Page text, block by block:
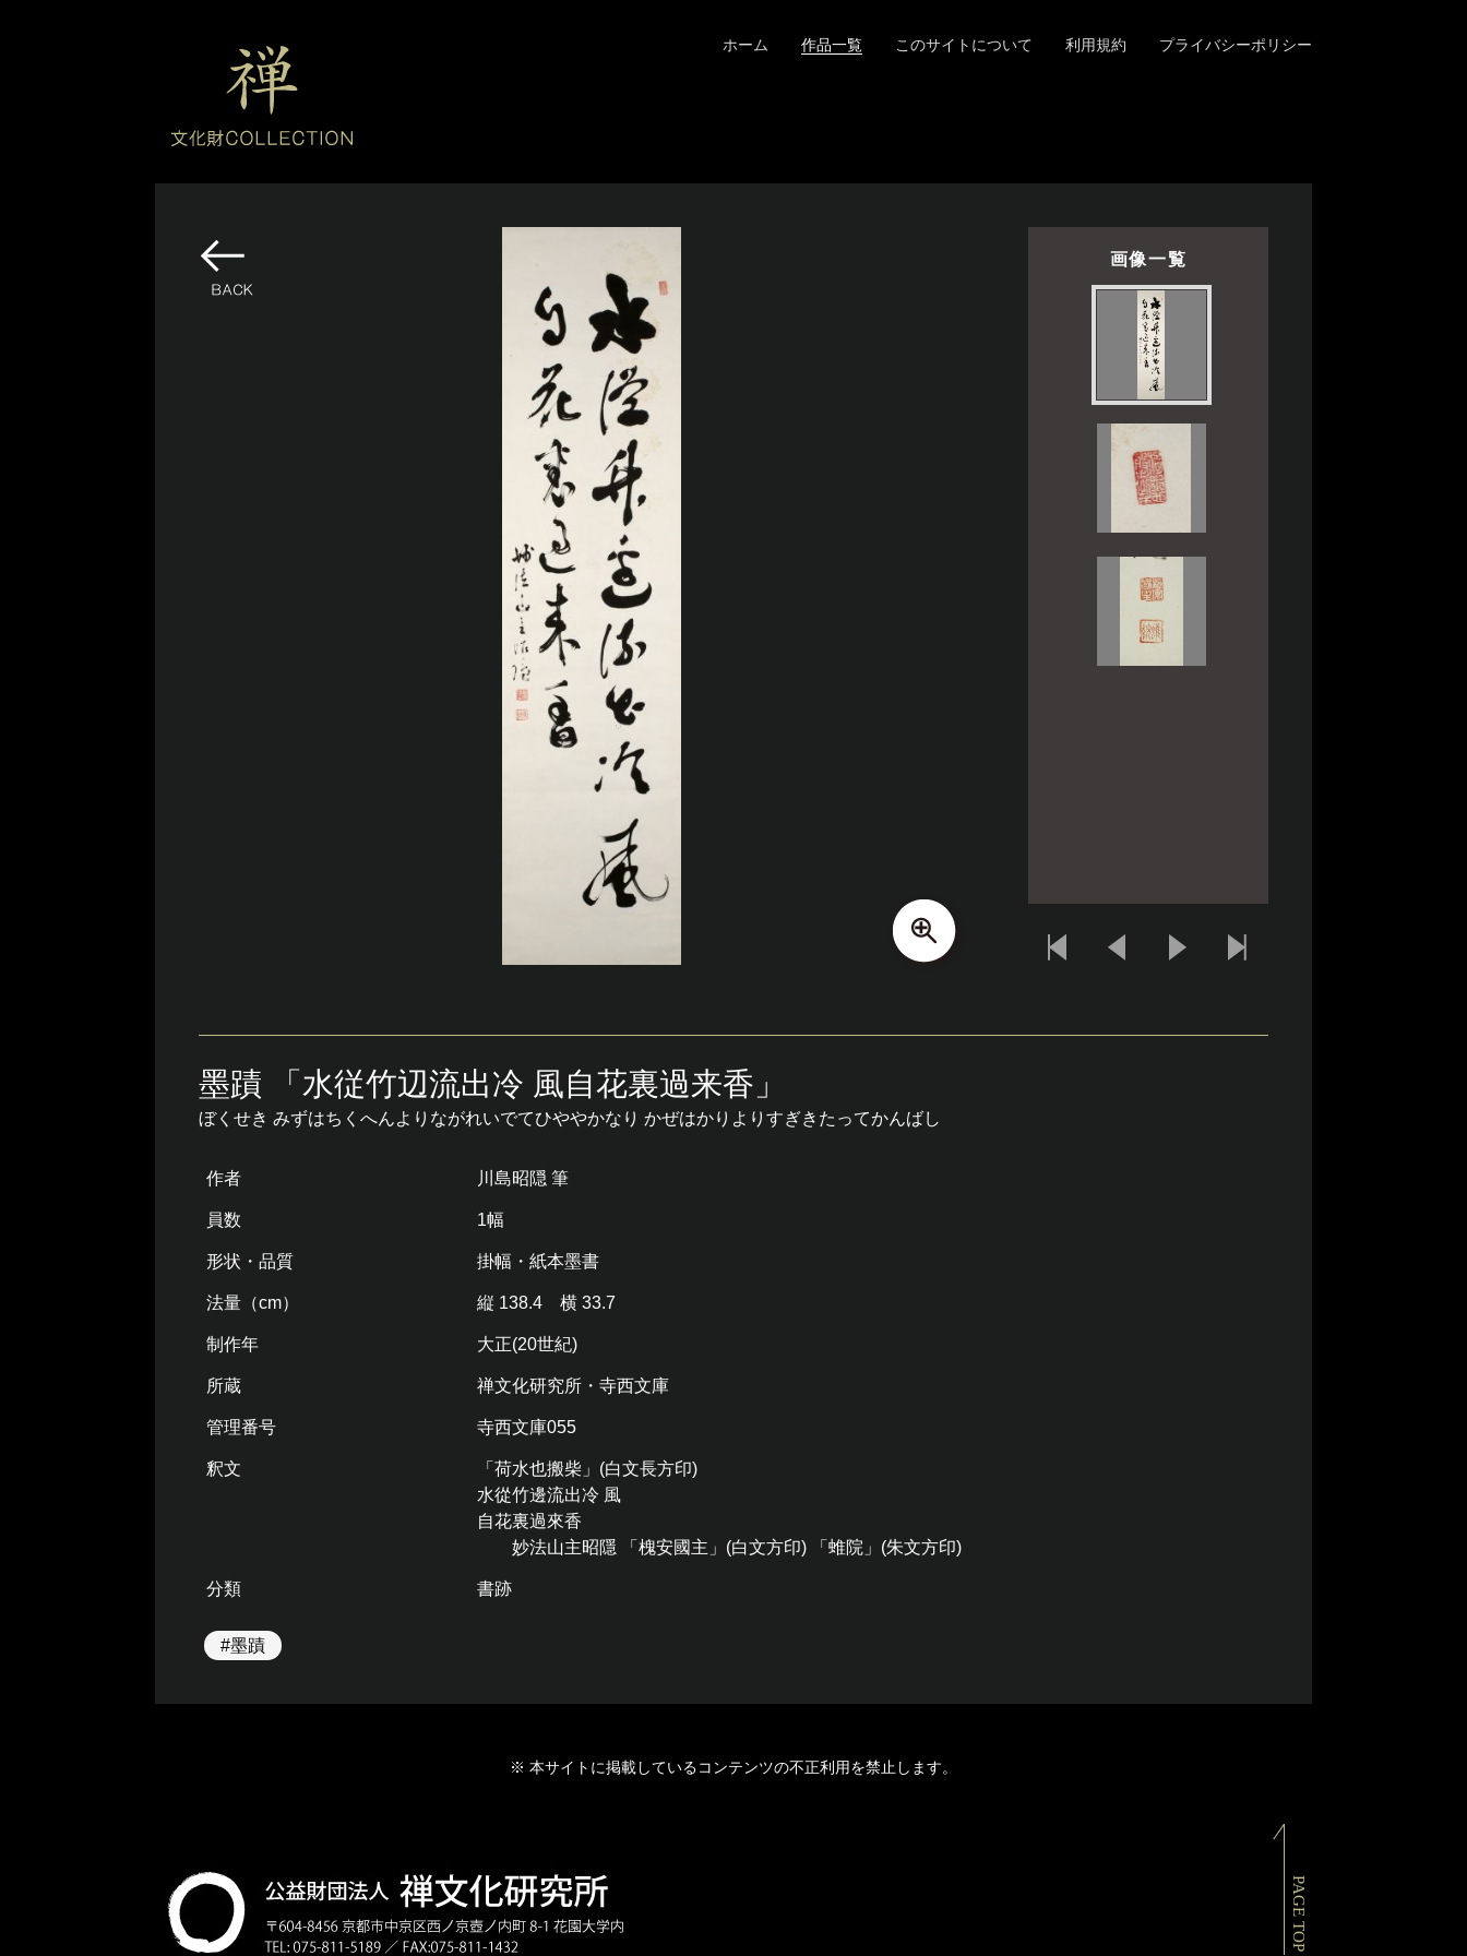
ホーム 作品一覧 このサイトについて 利用規約 プライバシーポリシー
画像一覧
墨蹟 「水従竹辺流出冷 風自花裏過来香」
ぼくせき みずはちくへんよりながれいでてひややかなり かぜはかりよりすぎきたってかんばし
作者 川島昭隠 筆
員数 1幅
形状・品質 掛幅・紙本墨書
法量（cm） 縦 138.4 横 33.7
制作年 大正(20世紀)
所蔵 禅文化研究所・寺西文庫
管理番号 寺西文庫055
釈文
「荷水也搬柴」(白文長方印)
水從竹邊流出冷 風
自花裏過來香
妙法山主昭隱 「槐安國主」(白文方印) 「蜼院」(朱文方印)
分類 書跡
#墨蹟
PAGE TOP
※ 本サイトに掲載しているコンテンツの不正利用を禁止します。